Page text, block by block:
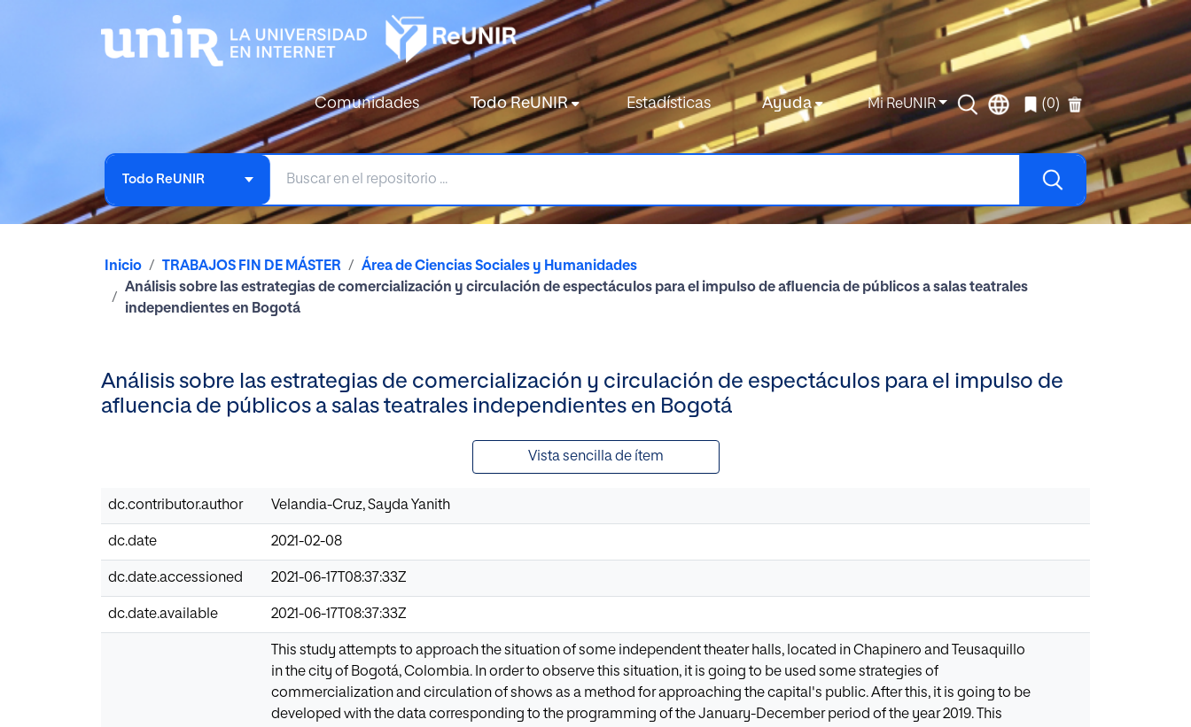
Comunidades Todo ReUNIR Estadísticas Ayuda Mi ReUNIR (0)
Todo ReUNIR
Inicio TRABAJOS FIN DE MÁSTER
Área de Ciencias Sociales y Humanidades
Análisis sobre las estrategias de comercialización y circulación de espectáculos para el impulso de afluencia de públicos a salas teatrales
independientes en Bogotá
Análisis sobre las estrategias de comercialización y circulación de espectáculos para el impulso de
afluencia de públicos a salas teatrales independientes en Bogotá
Vista sencilla de ítem
dc.contributor.author Velandia-Cruz, Sayda Yanith
dc.date 2021-02-08
dc.date.accessioned 2021-06-17T08:37:33Z
dc.date.available 2021-06-17T08:37:33Z
This study attempts to approach the situation of some independent theater halls, located in Chapinero and Teusaquillo
in the city of Bogotá, Colombia. In order to observe this situation, it is going to be used some strategies of
commercialization and circulation of shows as a method for approaching the capital's public. After this, it is going to be
developed with the data corresponding to the programming of the January-December period of the year 2019. This